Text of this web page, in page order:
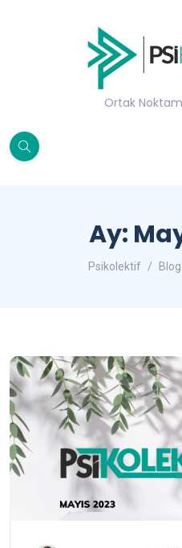
Ortak
Ay:
Psikolektif Blog